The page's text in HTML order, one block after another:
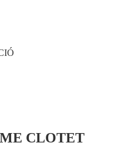
CLOTET